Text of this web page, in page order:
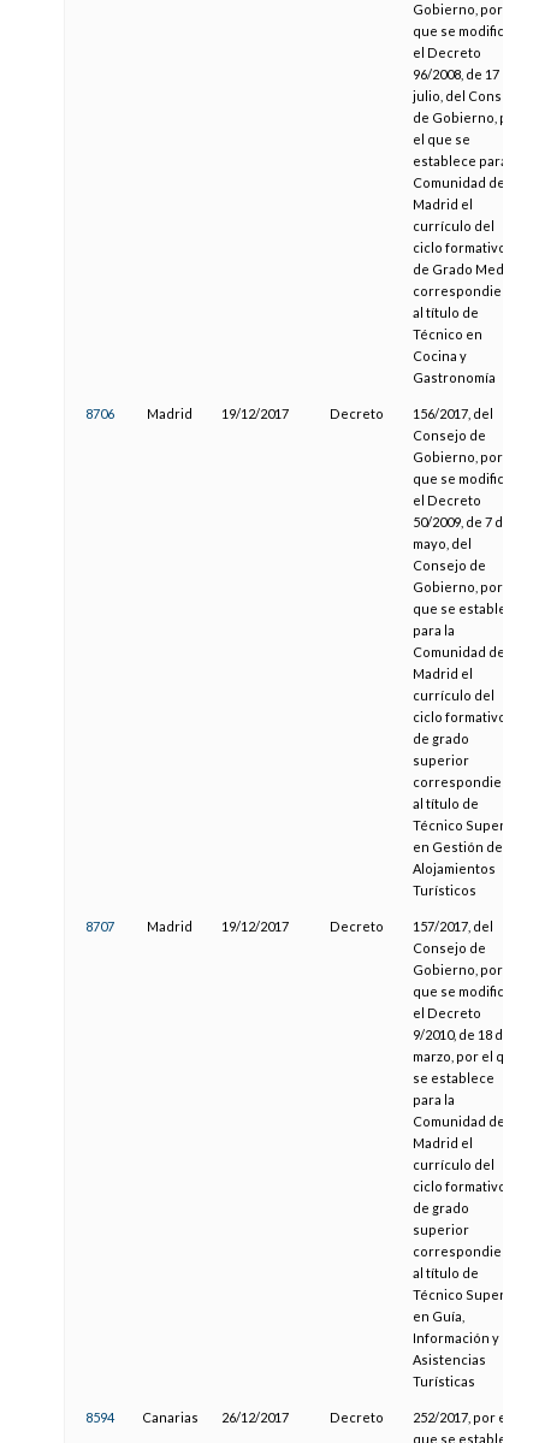
Gobierno, por el
que se modifica
el Decreto
96/2008, de 17 de
julio, del Consejo
de Gobierno, por
el que se
establece para la
Comunidad de
Madrid el
currículo del
ciclo formativo
de Grado Medio
correspondiente
al título de
Técnico en
Cocina y
Gastronomía
8706 Madrid 19/12/2017 Decreto
156/2017, del
Consejo de
Gobierno, por el
que se modifica
el Decreto
50/2009, de 7 de
mayo, del
Consejo de
Gobierno, por el
que se establece
para la
Comunidad de
Madrid el
currículo del
ciclo formativo
de grado
superior
correspondiente
al título de
Técnico Superior
en Gestión de
Alojamientos
Turísticos
8707 Madrid 19/12/2017 Decreto
157/2017, del
Consejo de
Gobierno, por el
que se modifica
el Decreto
9/2010, de 18 de
marzo, por el que
se establece
para la
Comunidad de
Madrid el
currículo del
ciclo formativo
de grado
superior
correspondiente
al título de
Técnico Superior
en Guía,
Información y
Asistencias
Turísticas
8594 Canarias 26/12/2017 Decreto
252/2017, por el
que se establece